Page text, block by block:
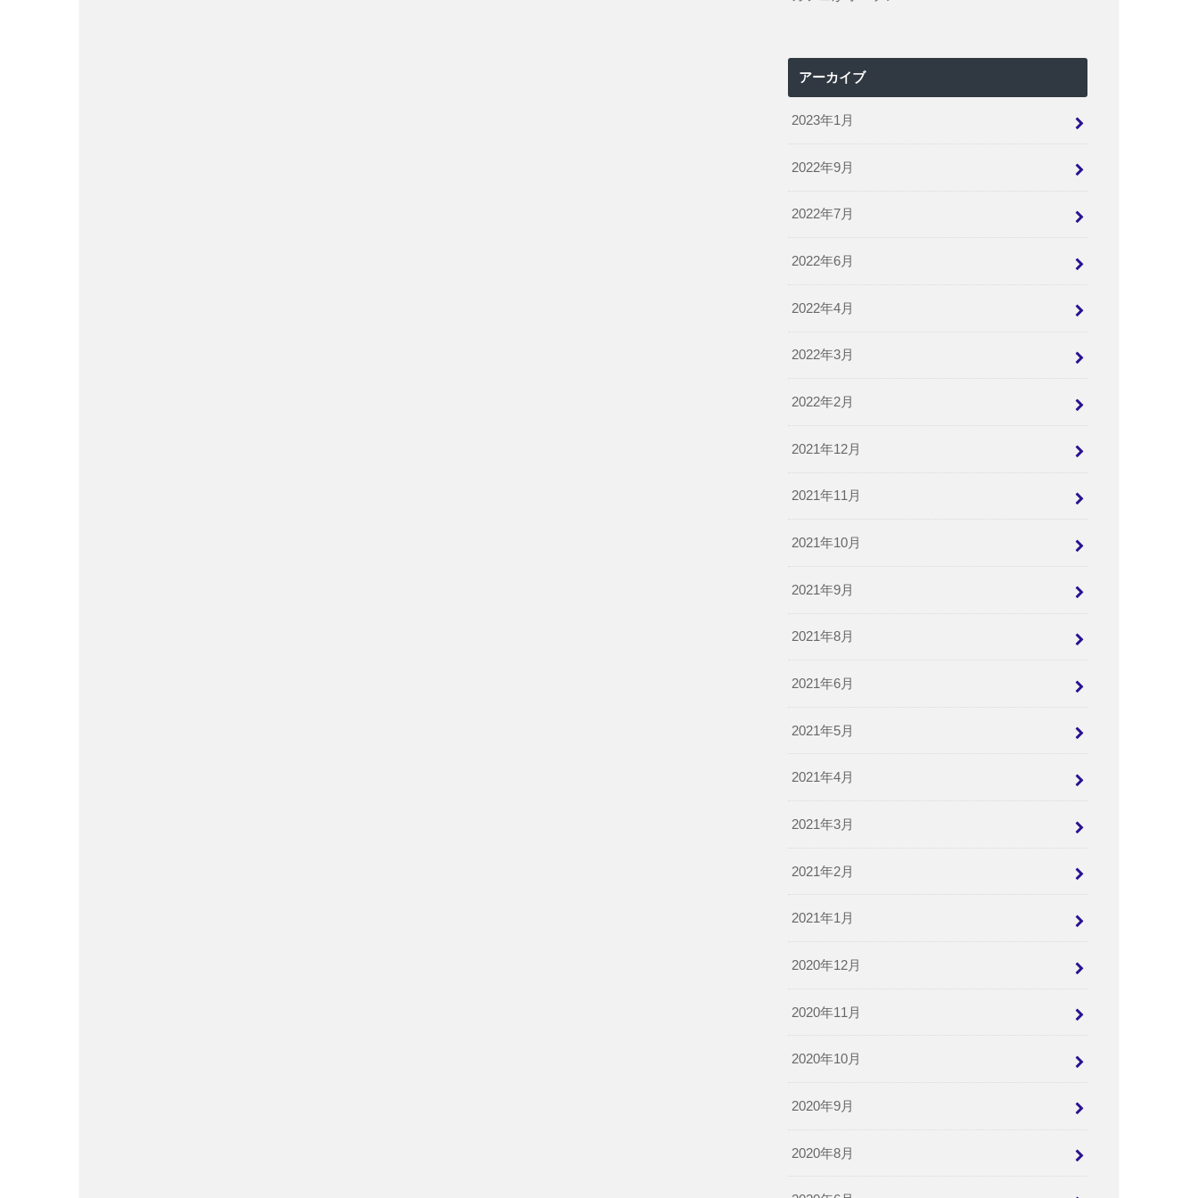
アーカイブ
2023年1月
2022年9月
2022年7月
2022年6月
2022年4月
2022年3月
2022年2月
2021年12月
2021年11月
2021年10月
2021年9月
2021年8月
2021年6月
2021年5月
2021年4月
2021年3月
2021年2月
2021年1月
2020年12月
2020年11月
2020年10月
2020年9月
2020年8月